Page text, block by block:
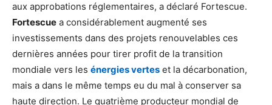
aux approbations réglementaires, a déclaré Fortescue.
Fortescue a considérablement augmenté ses
investissements dans des projets renouvelables ces
dernières années pour tirer profit de la transition
mondiale vers les énergies vertes et la décarbonation,
mais a dans le même temps eu du mal à conserver sa
haute direction. Le quatrième producteur mondial de